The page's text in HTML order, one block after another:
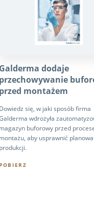
Galderma dodaje
przechowywanie
przed montażem
Dowiedz się, w jaki sposób firma
wdrożyła
magazyn buforowy przed
montażu, aby usprawnić
produkcji.
POBIERZ